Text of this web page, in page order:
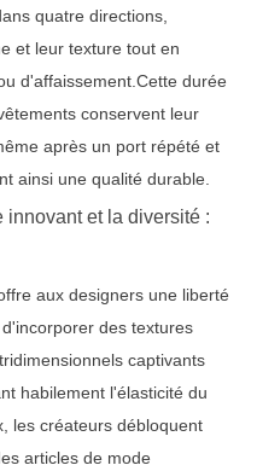
quatre directions,
et leur texture tout en
d'affaissement.Cette durée
conservent leur
après un port répété et
ainsi une qualité durable.
innovant et la diversité :
aux designers une liberté
des textures
captivants
habilement l'élasticité du
les créateurs débloquent
articles de mode